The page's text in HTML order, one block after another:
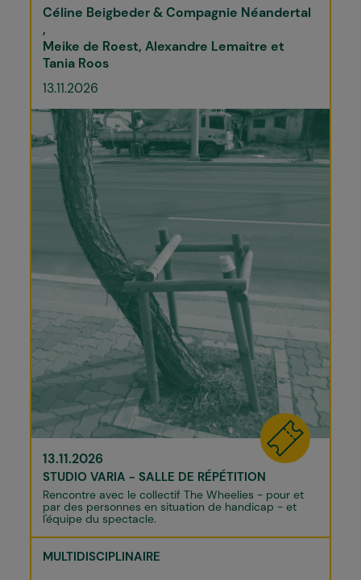
Céline Beigbeder & Compagnie Néandertal
Meike de Roest, Alexandre Lemaitre et
Tania Roos
13.11.2026
13.11.2026
STUDIO VARIA - SALLE DE RÉPÉTITION
Rencontre avec le collectif The Wheelies - pour et
par des personnes en situation de handicap - et
l'équipe du spectacle.
MULTIDISCIPLINAIRE